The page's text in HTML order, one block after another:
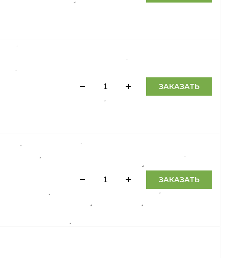
ЗАКАЗАТЬ
ЗАКАЗАТЬ